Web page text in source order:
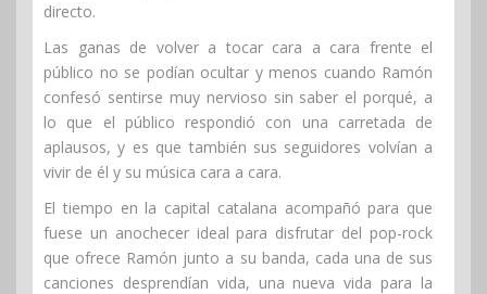
directo.
Las ganas de volver a tocar cara a cara frente el
público no se podían ocultar y menos cuando Ramón
confesó sentirse muy nervioso sin saber el porqué, a
lo que el público respondió con una carretada de
aplausos, y es que también sus seguidores volvían a
vivir de él y su música cara a cara.
El tiempo en la capital catalana acompañó para que
fuese un anochecer ideal para disfrutar del pop-rock
que ofrece Ramón junto a su banda, cada una de sus
canciones desprendían vida, una nueva vida para la